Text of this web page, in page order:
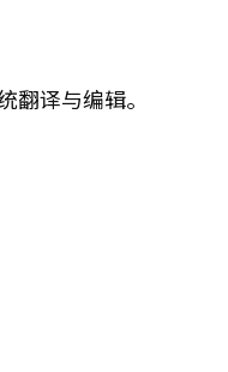
译与编辑。